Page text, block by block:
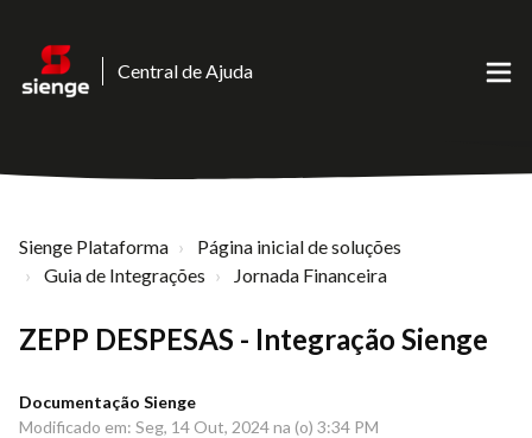
Central de Ajuda
Sienge Plataforma
Página inicial de soluções
Guia de Integrações
Jornada Financeira
ZEPP DESPESAS - Integração Sienge
Documentação Sienge
Modificado em: Seg, 14 Out, 2024 na (o) 3:34 PM